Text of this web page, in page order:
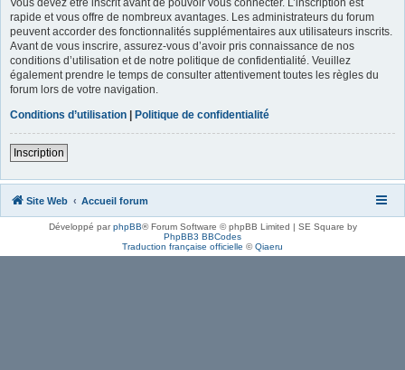
rapide et vous offre de nombreux avantages. Les administrateurs du forum
peuvent accorder des fonctionnalités supplémentaires aux utilisateurs inscrits.
Avant de vous inscrire, assurez-vous d’avoir pris connaissance de nos
conditions d’utilisation et de notre politique de confidentialité. Veuillez
également prendre le temps de consulter attentivement toutes les règles du
forum lors de votre navigation.
Conditions d’utilisation | Politique de confidentialité
Inscription
Site Web Accueil forum
Développé parphpBB® Forum Software © phpBB Limited | SE Square by
PhpBB3 BBCodes
Traduction française officielle ©Qiaeru